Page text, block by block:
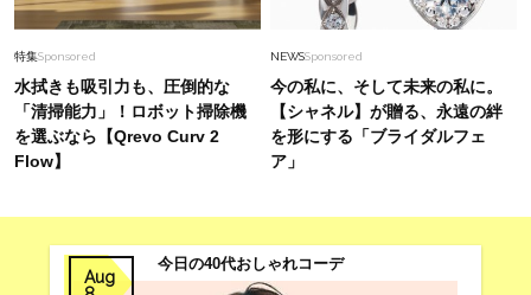
梅宮アンナさん「子育てをした記憶がないんで
す」娘モモカさんと“一緒に成長した”親子関係
特集Sponsored
水拭きも吸引力も、圧倒的な
「清掃能力」！ロボット掃除機
を選ぶなら【Qrevo Curv 2
Flow】
NEWSSponsored
今の私に、そして未来の私に。
【シャネル】が贈る、永遠の絆
を形にする「ブライダルフェ
ア」
Aug
今日の40代おしゃれコーデ